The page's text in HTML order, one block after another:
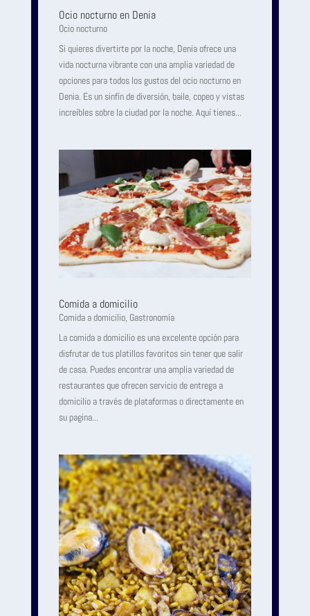
Ocio nocturno en Denia
Ocio nocturno
Si quieres divertirte por la noche, Denia ofrece una
vida nocturna vibrante con una amplia variedad de
opciones para todos los gustos del ocio nocturno en
Denia. Es un sinfín de diversión, baile, copeo y vistas
increíbles sobre la ciudad por la noche. Aquí tienes...
Comida a domicilio
Comida a domicilio, Gastronomía
La comida a domicilio es una excelente opción para
disfrutar de tus platillos favoritos sin tener que salir
de casa. Puedes encontrar una amplia variedad de
restaurantes que ofrecen servicio de entrega a
domicilio a través de plataformas o directamente en
su pagina...